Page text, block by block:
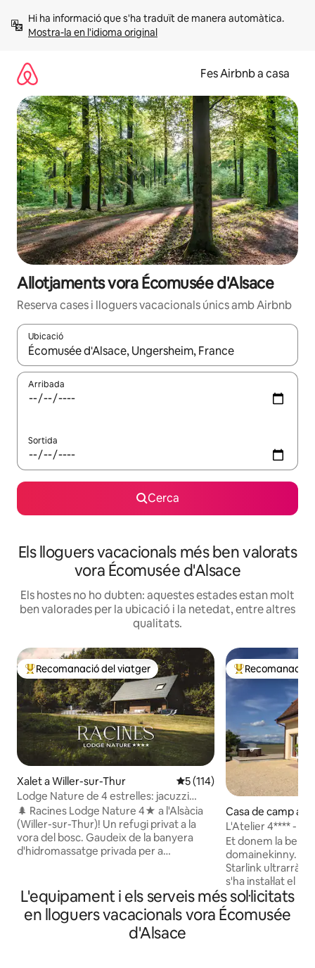
Mostra-la en l'idioma original
Fes Airbnb a casa
Allotjaments vora Écomusée d'Alsace
Reserva cases i lloguers vacacionals únics amb Airbnb
Ubicació
Quan els resultats estiguin disponibles, podràs navegar-hi a
Arribada
Sortida
Cerca
Els lloguers vacacionals més ben valorats
vora Écomusée d'Alsace
Els hostes no ho dubten: aquestes estades estan molt
ben valorades per la ubicació i la netedat, entre altres
qualitats.
Principals recomanacions dels viatgers
Recomanació del viatger
Xalet a Willer-sur-Thur 5 de puntuació mitjana d'un
5 (114)
Lodge Nature de 4 estrelles: jacuzzi
privat i vistes al bosc
🌲 Racines Lodge Nature 4★ a l'Alsàcia
(Willer-sur-Thur)! Un refugi privat a la
vora del bosc. Gaudeix de la banyera
d'hidromassatge privada per a
equipat: llençols, tovalloles i kit de
benvinguda per començar l'estada (cafè
i te, detergent per a la roba, pastilles per
al rentaplats, paper higiènic, etc.). Ideal
Principals
Recomanació
Casa de camp a
L'Atelier 4**** -
d'hidromassatge -
Et donem la
domainekinny.
Starlink
s'ha instal·lat el
gaudiràs de l'aire
calorosos d'estiu ** L'Atelier és una
encantadora,
L'equipament i els serveis més sol·licitats
en lloguers vacacionals vora Écomusée
d'Alsace